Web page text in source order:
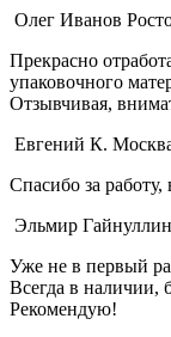
Олег Иванов
Прекрасно
упаковочного
Отзывчивая,
Евгений К.
Спасибо за работу,
Эльмир Гайнуллин
Уже не в первый
Всегда в наличии,
Рекомендую!